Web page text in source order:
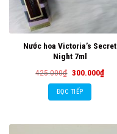
Nước hoa Victoria’s Secret
Night 7ml
425.000₫ Giá
là:
425.000₫.
300.000₫Giá
hiện
ĐỌC TIẾP